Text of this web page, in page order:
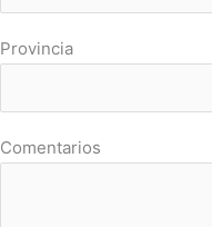
Provincia
Comentarios